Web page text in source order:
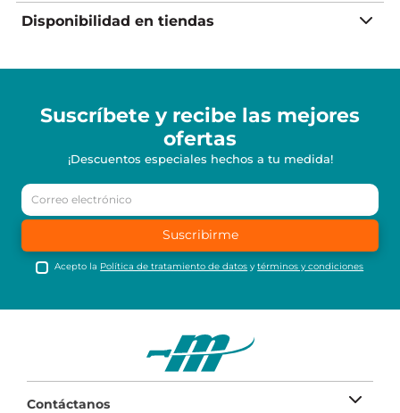
Disponibilidad en tiendas
Suscríbete y recibe las mejores
ofertas
¡Descuentos especiales hechos a tu medida!
Suscribirme
Acepto la Política de tratamiento de datos ytérminos y condiciones
Contáctanos